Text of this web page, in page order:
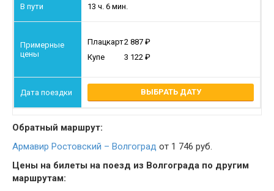
13 ч. 6 мин.
Плацкарт2 887
Купе
3 122
ВЫБРАТЬ ДАТУ
Обратный маршрут:
Армавир Ростовский – Волгоград от 1 746 руб.
Цены на билеты на поезд из Волгограда по другим
маршрутам: